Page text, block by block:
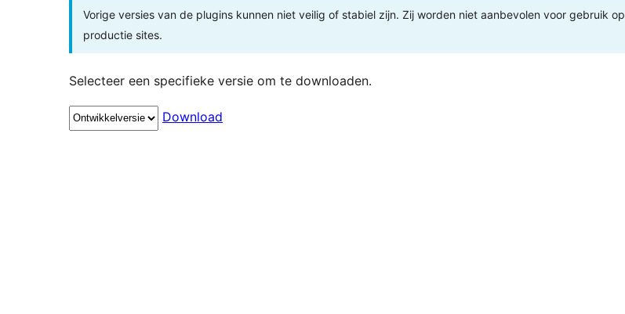
Vorige versies van de plugins kunnen niet veilig of stabiel zijn. Zij worden niet aanbevolen voor gebruik op
productie sites.
Selecteer een specifieke versie om te downloaden.
Download